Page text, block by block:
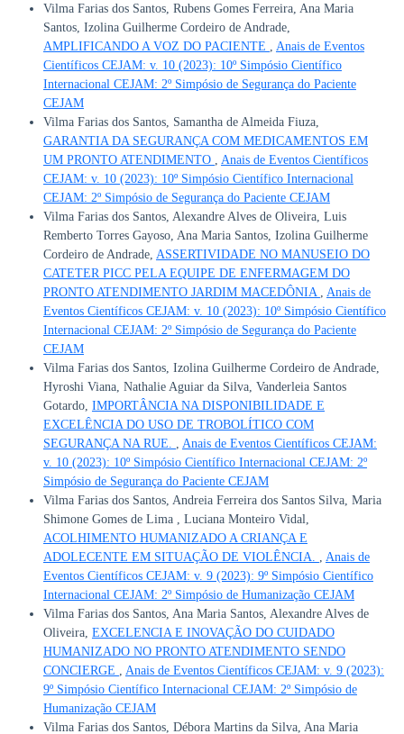
Vilma Farias dos Santos, Rubens Gomes Ferreira, Ana Maria
Santos, Izolina Guilherme Cordeiro de Andrade,
AMPLIFICANDO A VOZ DO PACIENTE
Anais de Eventos
Científicos CEJAM: v. 10 (2023): 10º Simpósio Científico
Internacional CEJAM: 2º Simpósio de Segurança do Paciente
CEJAM
Vilma Farias dos Santos, Samantha de Almeida Fiuza,
GARANTIA DA SEGURANÇA COM MEDICAMENTOS EM
UM PRONTO ATENDIMENTO
Anais de Eventos Científicos
CEJAM: v. 10 (2023): 10º Simpósio Científico Internacional
CEJAM: 2º Simpósio de Segurança do Paciente CEJAM
Vilma Farias dos Santos, Alexandre Alves de Oliveira, Luis
Remberto Torres Gayoso, Ana Maria Santos, Izolina Guilherme
Cordeiro de Andrade, ASSERTIVIDADE NO MANUSEIO DO
CATETER PICC PELA EQUIPE DE ENFERMAGEM DO
PRONTO ATENDIMENTO JARDIM MACEDÔNIA
Anais de
Eventos Científicos CEJAM: v. 10 (2023): 10º Simpósio Científico
Internacional CEJAM: 2º Simpósio de Segurança do Paciente
CEJAM
Vilma Farias dos Santos, Izolina Guilherme Cordeiro de Andrade,
Hyroshi Viana, Nathalie Aguiar da Silva, Vanderleia Santos
Gotardo, IMPORTÂNCIA NA DISPONIBILIDADE E
EXCELÊNCIA DO USO DE TROBOLÍTICO COM
SEGURANÇA NA RUE.
Anais de Eventos Científicos CEJAM:
v. 10 (2023): 10º Simpósio Científico Internacional CEJAM: 2º
Simpósio de Segurança do Paciente CEJAM
Vilma Farias dos Santos, Andreia Ferreira dos Santos Silva, Maria
Shimone Gomes de Lima , Luciana Monteiro Vidal,
ACOLHIMENTO HUMANIZADO A CRIANÇA E
ADOLECENTE EM SITUAÇÃO DE VIOLÊNCIA.
Anais de
Eventos Científicos CEJAM: v. 9 (2023): 9º Simpósio Científico
Internacional CEJAM: 2º Simpósio de Humanização CEJAM
Vilma Farias dos Santos, Ana Maria Santos, Alexandre Alves de
Oliveira, EXCELENCIA E INOVAÇÃO DO CUIDADO
HUMANIZADO NO PRONTO ATENDIMENTO SENDO
CONCIERGE
Anais de Eventos Científicos CEJAM: v. 9 (2023):
9º Simpósio Científico Internacional CEJAM: 2º Simpósio de
Humanização CEJAM
Vilma Farias dos Santos, Débora Martins da Silva, Ana Maria